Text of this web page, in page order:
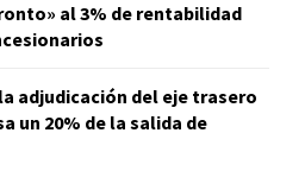
al 3% de rentabilidad
adjudicación del eje trasero
un 20% de la salida de